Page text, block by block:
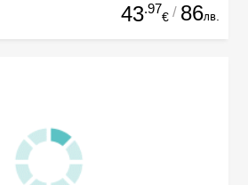
43.97
€ / 86лв.